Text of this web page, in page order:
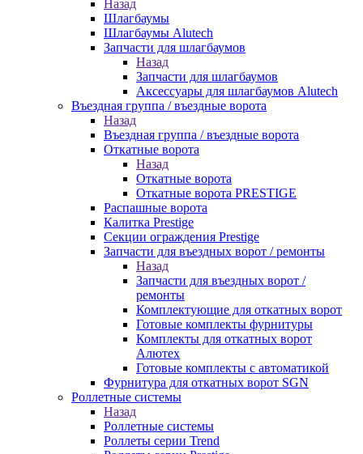
Назад
Шлагбаумы
Шлагбаумы Alutech
Запчасти для шлагбаумов
Назад
Запчасти для шлагбаумов
Аксессуары для шлагбаумов Alutech
Въездная группа / въездные ворота
Назад
Въездная группа / въездные ворота
Откатные ворота
Назад
Откатные ворота
Откатные ворота PRESTIGE
Распашные ворота
Калитка Prestige
Секции ограждения Prestige
Запчасти для въездных ворот / ремонты
Назад
Запчасти для въездных ворот /
ремонты
Комплектующие для откатных ворот
Готовые комплекты фурнитуры
Комплекты для откатных ворот
Алютех
Готовые комплекты с автоматикой
Фурнитура для откатных ворот SGN
Роллетные системы
Назад
Роллетные системы
Роллеты серии Trend